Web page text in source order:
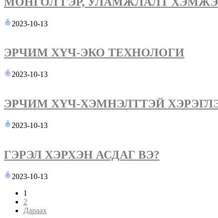
2023-10-13
ЭРЧИМ ХҮЧ-ЭКО ТЕХНОЛОГИ
2023-10-13
ЭРЧИМ ХҮЧ-ХЭМНЭЛТТЭЙ
2023-10-13
ГЭРЭЛ ХЭРХЭН АСДАГ ВЭ?
2023-10-13
1
2
Дараах